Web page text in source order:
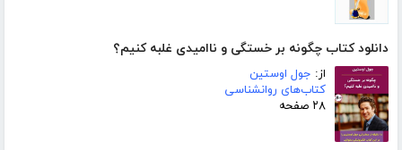
دانلود کتاب چگونه بر خستگی و ناامیدی غلبه کنیم؟
از: جول اوستین
کتاب‌های روانشناسی
۲۸ صفحه